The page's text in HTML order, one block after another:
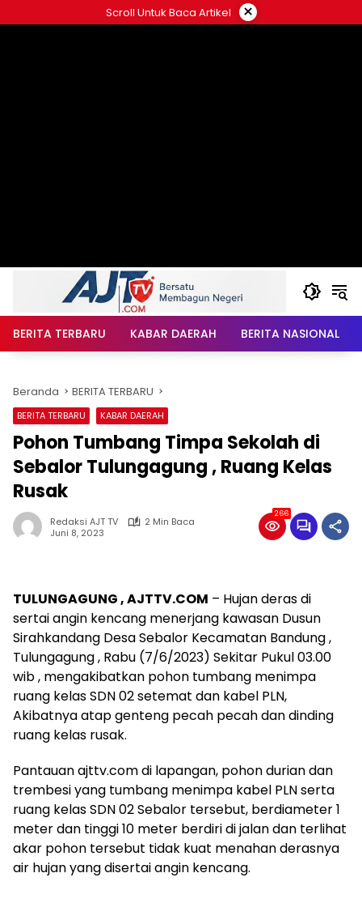
ke
Scroll Untuk Baca Artikel ×
BERITA TERBARU KABAR DAERAH BERITA NASIONAL
Beranda BERITA TERBARU
BERITA TERBARU KABAR DAERAH
Pohon Tumbang Timpa Sekolah di
Sebalor Tulungagung , Ruang Kelas
Rusak
Redaksi AJT TV
2 Min Baca
Juni 8, 2023
266
TULUNGAGUNG , AJTTV.COM – Hujan deras di
sertai angin kencang menerjang kawasan Dusun
Sirahkandang Desa Sebalor Kecamatan Bandung ,
Tulungagung , Rabu (7/6/2023) Sekitar Pukul 03.00
wib , mengakibatkan pohon tumbang menimpa
ruang kelas SDN 02 setemat dan kabel PLN,
Akibatnya atap genteng pecah pecah dan dinding
ruang kelas rusak.
Pantauan ajttv.com di lapangan, pohon durian dan
trembesi yang tumbang menimpa kabel PLN serta
ruang kelas SDN 02 Sebalor tersebut, berdiameter 1
meter dan tinggi 10 meter berdiri di jalan dan terlihat
akar pohon tersebut tidak kuat menahan derasnya
air hujan yang disertai angin kencang.